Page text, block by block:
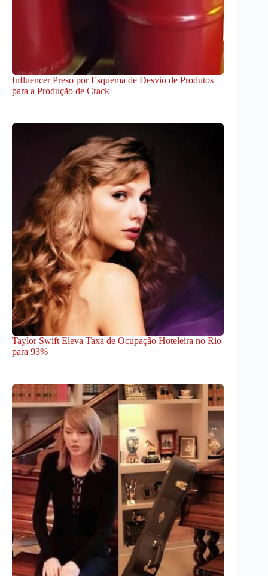
Influencer Preso por Esquema de Desvio de Produtos
para a Produção de Crack
Taylor Swift Eleva Taxa de Ocupação Hoteleira no Rio
para 93%